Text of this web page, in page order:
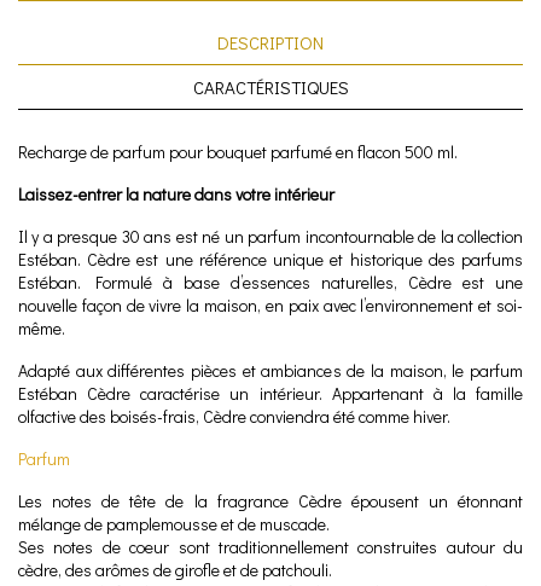
DESCRIPTION
CARACTÉRISTIQUES
Recharge de parfum pour bouquet parfumé en flacon 500 ml.
Laissez-entrer la nature dans votre intérieur
Il y a presque 30 ans est né un parfum incontournable de la collection
Estéban. Cèdre est une référence unique et historique des parfums
Estéban. Formulé à base d’essences naturelles, Cèdre est une
nouvelle façon de vivre la maison, en paix avec l’environnement et soi-
même.
Adapté aux différentes pièces et ambiances de la maison, le parfum
Estéban Cèdre caractérise un intérieur. Appartenant à la famille
olfactive des boisés-frais, Cèdre conviendra été comme hiver.
Parfum
Les notes de tête de la fragrance Cèdre épousent un étonnant
mélange de pamplemousse et de muscade.
Ses notes de coeur sont traditionnellement construites autour du
cèdre, des arômes de girofle et de patchouli.